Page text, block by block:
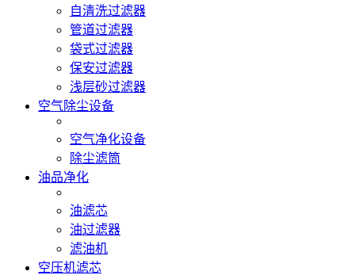
自清洗过滤器
管道过滤器
袋式过滤器
保安过滤器
浅层砂过滤器
空气除尘设备
空气净化设备
除尘滤筒
油品净化
油滤芯
油过滤器
滤油机
空压机滤芯